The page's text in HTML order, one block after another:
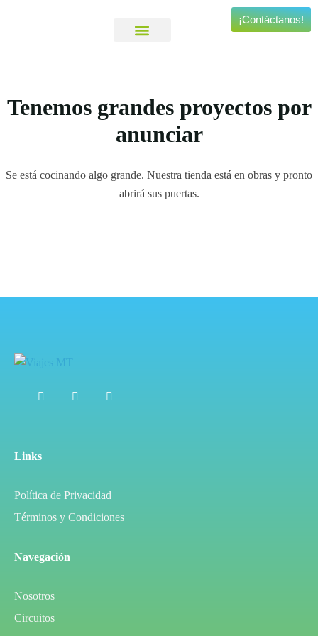
¡Contáctanos!
Tenemos grandes proyectos por
anunciar
Se está cocinando algo grande. Nuestra tienda está en obras y pronto
abrirá sus puertas.
Links
Política de Privacidad
Términos y Condiciones
Navegación
Nosotros
Circuitos